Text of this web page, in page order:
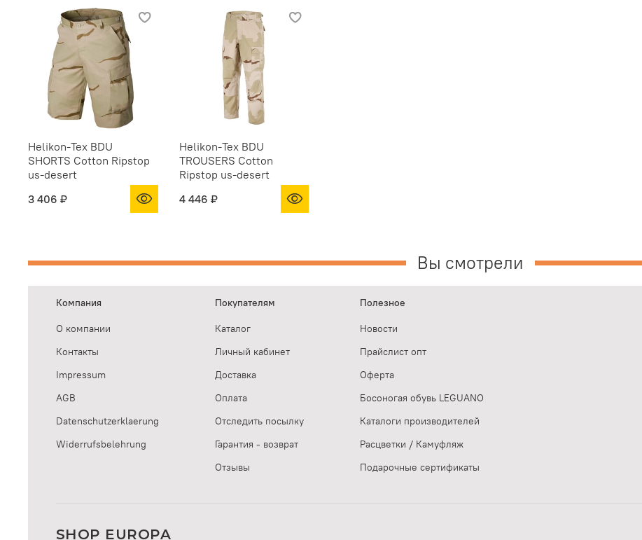
Helikon-Tex BDU
SHORTS Cotton Ripstop
us-desert
3 406 ₽
Helikon-Tex BDU
TROUSERS Cotton
Ripstop us-desert
4 446 ₽
Вы смотрели
Компания
О компании
Контакты
Impressum
AGB
Datenschutzerklaerung
Widerrufsbelehrung
Покупателям
Каталог
Личный кабинет
Доставка
Оплата
Отследить посылку
Гарантия - возврат
Отзывы
Полезное
Новости
Прайслист опт
Оферта
Босоногая обувь LEGUANO
Каталоги производителей
Расцветки / Камуфляж
Подарочные сертификаты
SHOP EUROPA